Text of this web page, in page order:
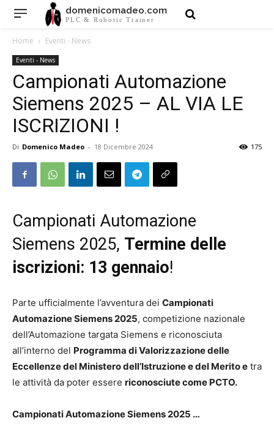
domenicomadeo.com
PLC & Robotic Trainer
Home Eventi - News
Eventi - News
Campionati Automazione
Siemens 2025 – AL VIA LE
ISCRIZIONI !
Di Domenico Madeo - 18 Dicembre 2024 175
Campionati Automazione
Siemens 2025, Termine delle
iscrizioni: 13 gennaio!
Parte ufficialmente l’avventura dei Campionati
Automazione Siemens 2025, competizione nazionale
dell’Automazione targata Siemens e riconosciuta
all’interno del Programma di Valorizzazione delle
Eccellenze del Ministero dell’Istruzione e del Merito e tra
le attività da poter essere riconosciute come PCTO.
Campionati Automazione Siemens 2025 …